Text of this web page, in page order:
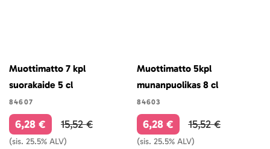
Muottimatto 7 kpl
suorakaide 5 cl
84607
6,28 € 15,52 €
(sis. 25.5% ALV)
Muottimatto 5kpl
munanpuolikas 8 cl
84603
6,28 € 15,52 €
(sis. 25.5% ALV)